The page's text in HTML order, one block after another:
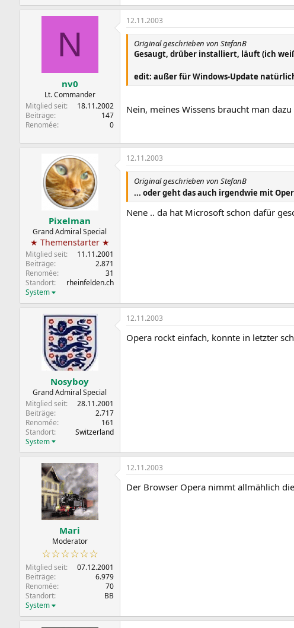
N
nv0
Lt. Commander
Mitglied seit
18.11.2002
Beiträge
147
Renomée
0
12.11.2003
Original geschrieben von StefanB
Gesaugt, drüber installiert, läuft (ich
edit: außer für Windows-Update
Nein, meines Wissens braucht man
Pixelman
Grand Admiral Special
★ Themenstarter ★
Mitglied seit
11.11.2001
Beiträge
2.871
Renomée
31
Standort
rheinfelden.ch
System
12.11.2003
Original geschrieben von StefanB
... oder geht das auch irgendwie mit
Nene .. da hat Microsoft schon dafür
Nosyboy
Grand Admiral Special
Mitglied seit
28.11.2001
Beiträge
2.717
Renomée
161
Standort
Switzerland
System
12.11.2003
Opera rockt einfach, konnte in letzter
Mari
Moderator
☆☆☆☆☆☆
Mitglied seit
07.12.2001
Beiträge
6.979
Renomée
70
Standort
BB
System
12.11.2003
Der Browser Opera nimmt allmählich